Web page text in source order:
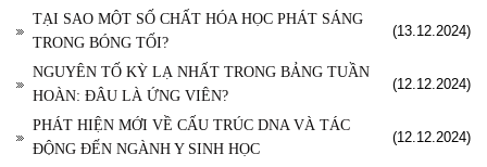
TẠI SAO MỘT SỐ CHẤT HÓA HỌC PHÁT SÁNG
TRONG BÓNG TỐI?
(13.12.2024)
NGUYÊN TỐ KỲ LẠ NHẤT TRONG BẢNG TUẦN
HOÀN: ĐÂU LÀ ỨNG VIÊN?
(12.12.2024)
PHÁT HIỆN MỚI VỀ CẤU TRÚC DNA VÀ TÁC
ĐỘNG ĐẾN NGÀNH Y SINH HỌC
(12.12.2024)